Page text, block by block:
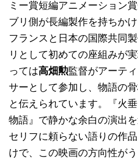
ミー賞短編アニメーション
ブリ側が長編製作を持ちか
フランスと日本の国際共同
リとして初めての座組みが
っては高畑勲監督がアーテ
サーとして参加し、物語の
と伝えられています。『火
物語』で静かな余白の演出
セリフに頼らない語りの作
けで、この映画の方向性が